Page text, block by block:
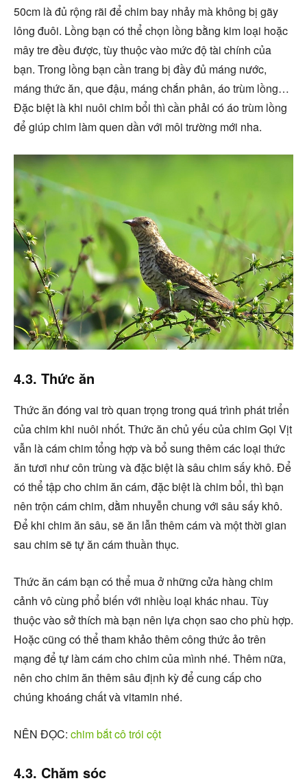
50cm là đủ rộng rãi để chim bay nhảy mà không bị gãy
lông đuôi. Lồng bạn có thể chọn lồng bằng kim loại hoặc
mây tre đều được, tùy thuộc vào mức độ tài chính của
bạn. Trong lồng bạn cần trang bị đầy đủ máng nước,
máng thức ăn, que đậu, máng chắn phân, áo trùm lồng…
Đặc biệt là khi nuôi chim bổi thì cần phải có áo trùm lồng
để giúp chim làm quen dần với môi trường mới nha.
4.3. Thức ăn
Thức ăn đóng vai trò quan trọng trong quá trình phát triển
của chim khi nuôi nhốt. Thức ăn chủ yếu của chim Gọi Vịt
vẫn là cám chim tổng hợp và bổ sung thêm các loại thức
ăn tươi như côn trùng và đặc biệt là sâu chim sấy khô. Để
có thể tập cho chim ăn cám, đặc biệt là chim bổi, thì bạn
nên trộn cám chim, dằm nhuyễn chung với sâu sấy khô.
Để khi chim ăn sâu, sẽ ăn lẫn thêm cám và một thời gian
sau chim sẽ tự ăn cám thuần thục.
Thức ăn cám bạn có thể mua ở những cửa hàng chim
cảnh vô cùng phổ biến với nhiều loại khác nhau. Tùy
thuộc vào sở thích mà bạn nên lựa chọn sao cho phù hợp.
Hoặc cũng có thể tham khảo thêm công thức ảo trên
mạng để tự làm cám cho chim của mình nhé. Thêm nữa,
nên cho chim ăn thêm sâu định kỳ để cung cấp cho
chúng khoáng chất và vitamin nhé.
NÊN ĐỌC: chim bắt cô trói cột
4.3. Chăm sóc